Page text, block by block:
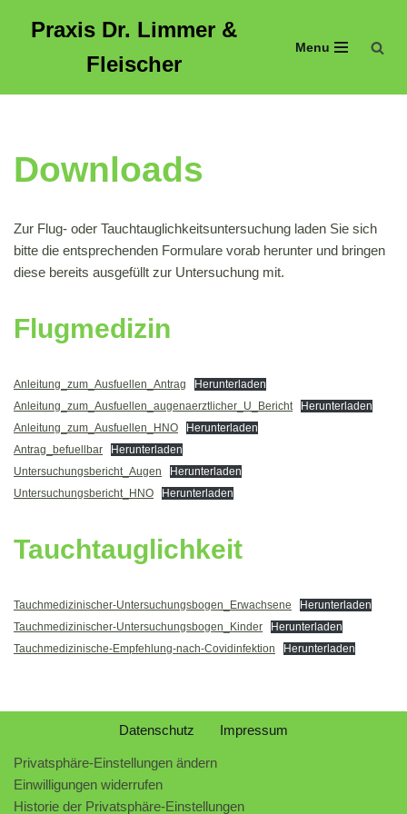
springen
Praxis Dr. Limmer &
Fleischer
Menu
Downloads
Zur Flug- oder Tauchtauglichkeitsuntersuchung laden Sie sich
bitte die entsprechenden Formulare vorab herunter und bringen
diese bereits ausgefüllt zur Untersuchung mit.
Flugmedizin
Anleitung_zum_Ausfuellen_Antrag
Herunterladen
Anleitung_zum_Ausfuellen_augenaerztlicher_U_Bericht
Herunterladen
Anleitung_zum_Ausfuellen_HNO
Herunterladen
Antrag_befuellbar
Herunterladen
Untersuchungsbericht_Augen
Herunterladen
Untersuchungsbericht_HNO
Herunterladen
Tauchtauglichkeit
Tauchmedizinischer-Untersuchungsbogen_Erwachsene
Herunterladen
Tauchmedizinischer-Untersuchungsbogen_Kinder
Herunterladen
Tauchmedizinische-Empfehlung-nach-Covidinfektion
Herunterladen
Datenschutz Impressum
Privatsphäre-Einstellungen ändern
Einwilligungen widerrufen
Historie der Privatsphäre-Einstellungen